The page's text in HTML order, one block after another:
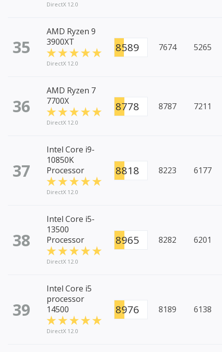
DirectX 12.0
35
AMD Ryzen 9
3900XT
DirectX 12.0
8589 7674 5265
36
AMD Ryzen 7
7700X
DirectX 12.0
8778 8787 7211
37
Intel Core i9-
10850K
Processor
DirectX 12.0
8818 8223 6177
38
Intel Core i5-
13500
Processor
DirectX 12.0
8965 8282 6201
39
Intel Core i5
processor
14500
DirectX 12.0
8976 8189 6138